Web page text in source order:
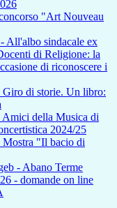
"Art Nouveau
All'albo sindacale ex
di Religione: la
di riconoscere i
di storie. Un libro:
della Musica di
2024/25
Mostra "Il bacio di
- Abano Terme
- domande on line